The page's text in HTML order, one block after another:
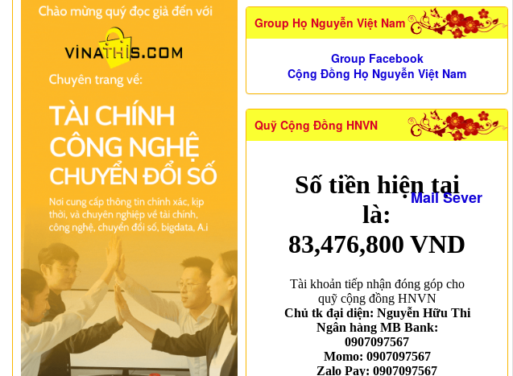
Group Họ Nguyễn Việt Nam
Group Facebook
Cộng Đồng Họ Nguyễn Việt Nam
Quỹ Cộng Đồng HNVN
Mail Sever